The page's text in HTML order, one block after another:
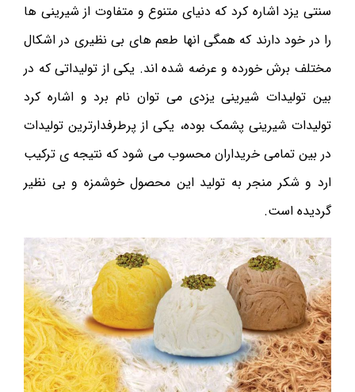
سنتی یزد اشاره کرد که دنیای متنوع و متفاوت از شیرینی ها
را در خود دارند که همگی انها طعم های بی نظیری در اشکال
مختلف برش خورده و عرضه شده اند. یکی از تولیداتی که در
بین تولیدات شیرینی یزدی می توان نام برد و اشاره کرد
تولیدات شیرینی پشمک بوده، یکی از پرطرفدارترین تولیدات
در بین تمامی خریداران محسوب می شود که نتیجه ی ترکیب
ارد و شکر منجر به تولید این محصول خوشمزه و بی نظیر
گردیده است.